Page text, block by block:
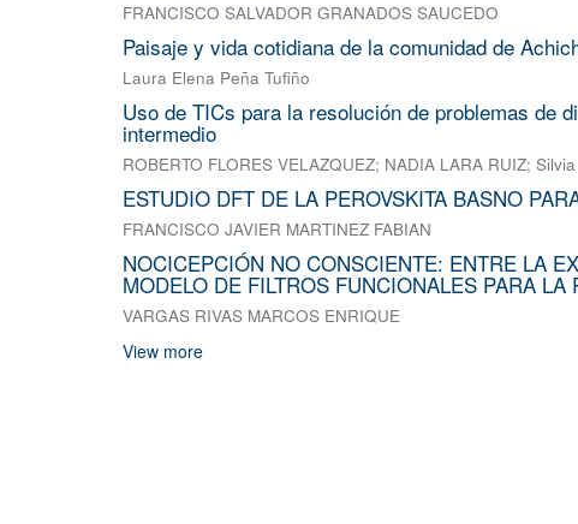
FRANCISCO SALVADOR GRANADOS SAUCEDO
Paisaje y vida cotidiana de la comunidad de
Laura Elena Peña Tufiño
Uso de TICs para la resolución de problemas de
intermedio
ROBERTO FLORES VELAZQUEZ; NADIA LARA RUIZ;
ESTUDIO DFT DE LA PEROVSKITA BASNO
FRANCISCO JAVIER MARTINEZ FABIAN
NOCICEPCIÓN NO CONSCIENTE: ENTRE LA
MODELO DE FILTROS FUNCIONALES PARA
VARGAS RIVAS MARCOS ENRIQUE
View more